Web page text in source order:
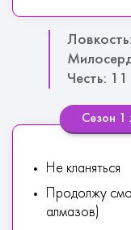
Честь: 11
Сезон 1
Не кланяться
Продолжу
алмазов)